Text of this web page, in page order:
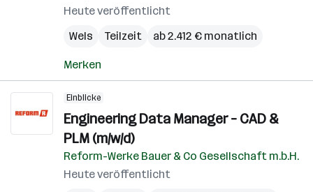
Heute veröffentlicht
Wels
Teilzeit ab 2.412 € monatlich
Merken
Einblicke
Engineering Data Manager – CAD &
PLM (m/w/d)
Reform-Werke Bauer & Co Gesellschaft m.b.H.
Heute veröffentlicht